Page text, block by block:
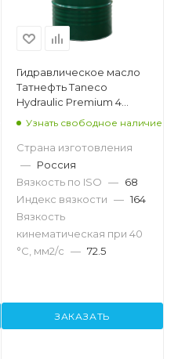
Гидравлическое масло
Татнефть Taneco
Hydraulic Premium 4
seasons VG68, 216.5л
Узнать свободное наличие
Страна изготовления
— Россия
Вязкость по ISO — 68
Индекс вязкости — 164
Вязкость
кинематическая при 40
°С, мм2/с — 72.5
ЗАКАЗАТЬ